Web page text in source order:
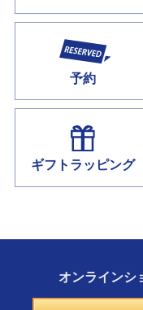
予約
ギフトラッピング
オンラインシ